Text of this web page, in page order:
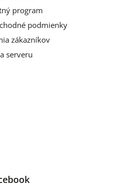
program
podmienky
zákazníkov
serveru